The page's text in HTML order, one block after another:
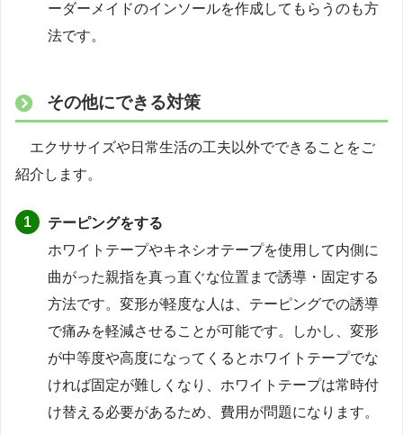
ーダーメイドのインソールを作成してもらうのも方
法です。
その他にできる対策
エクササイズや日常生活の工夫以外でできることをご
紹介します。
テーピングをする
ホワイトテープやキネシオテープを使用して内側に
曲がった親指を真っ直ぐな位置まで誘導・固定する
方法です。変形が軽度な人は、テーピングでの誘導
で痛みを軽減させることが可能です。しかし、変形
が中等度や高度になってくるとホワイトテープでな
ければ固定が難しくなり、ホワイトテープは常時付
け替える必要があるため、費用が問題になります。